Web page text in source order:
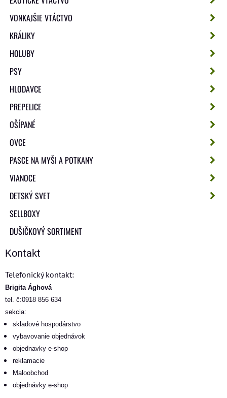
VONKAJŠIE VTÁCTVO
KRÁLIKY
HOLUBY
PSY
HLODAVCE
PREPELICE
OŠÍPANÉ
OVCE
PASCE NA MYŠI A POTKANY
VIANOCE
DETSKÝ SVET
SELLBOXY
DUŠIČKOVÝ SORTIMENT
Kontakt
Telefonický kontakt:
Brigita Ághová
tel. č:0918 856 634
sekcia:
skladové hospodárstvo
vybavovanie objednávok
objednavky e-shop
reklamacie
Maloobchod
objednávky e-shop